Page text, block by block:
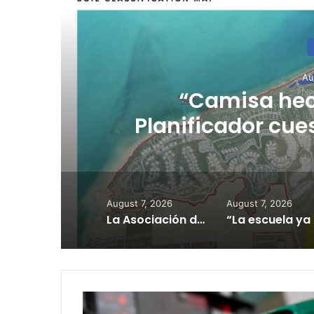
“Camisa
Planificador
consulta de
August 7, 2026
La Asociación de Hospitales de Puerto Rico exhorta a los pacientes a continuar sus citas, tratamientos y servicios médicos según programados
August 7, 2026